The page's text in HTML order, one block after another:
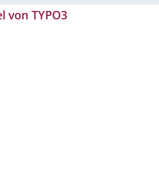
von TYPO3